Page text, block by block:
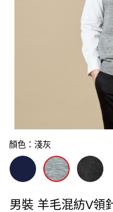
顏色：淺灰
男裝 羊毛混紡V領